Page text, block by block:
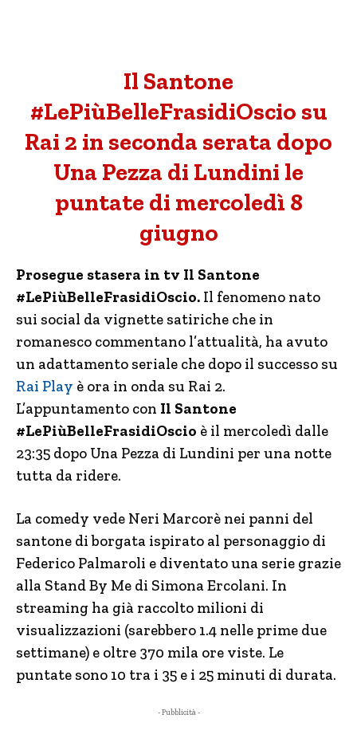
Il Santone
#LePiùBelleFrasidiOscio su
Rai 2 in seconda serata dopo
Una Pezza di Lundini le
puntate di mercoledì 8
giugno
Prosegue stasera in tv Il Santone
#LePiùBelleFrasidiOscio. Il fenomeno nato
sui social da vignette satiriche che in
romanesco commentano l’attualità, ha avuto
un adattamento seriale che dopo il successo su
Rai Play è ora in onda su Rai 2.
L’appuntamento con Il Santone
#LePiùBelleFrasidiOscio è il mercoledì dalle
23:35 dopo Una Pezza di Lundini per una notte
tutta da ridere.
La comedy vede Neri Marcorè nei panni del
santone di borgata ispirato al personaggio di
Federico Palmaroli e diventato una serie grazie
alla Stand By Me di Simona Ercolani. In
streaming ha già raccolto milioni di
visualizzazioni (sarebbero 1.4 nelle prime due
settimane) e oltre 370 mila ore viste. Le
puntate sono 10 tra i 35 e i 25 minuti di durata.
- Pubblicità -